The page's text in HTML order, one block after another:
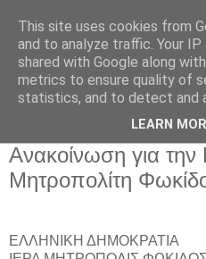
Αρχική Σελίδα
Ανακοίνωση για
Μητροπολίτη
ΕΛΛΗΝΙΚΗ ΔΗΜΟΚΡΑΤΙΑ
This site uses cookies from
and to analyze traffic. Your
shared with Google along
metrics to ensure quality of
statistics, and to detect and
LEARN